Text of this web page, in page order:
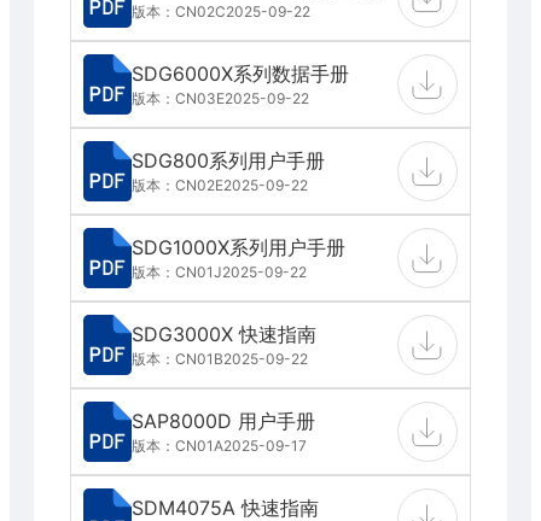
版本：CN02C2025-09-22
SDG6000X系列数据手册
版本：CN03E2025-09-22
SDG800系列用户手册
版本：CN02E2025-09-22
SDG1000X系列用户手册
版本：CN01J2025-09-22
SDG3000X 快速指南
版本：CN01B2025-09-22
SAP8000D 用户手册
版本：CN01A2025-09-17
SDM4075A 快速指南